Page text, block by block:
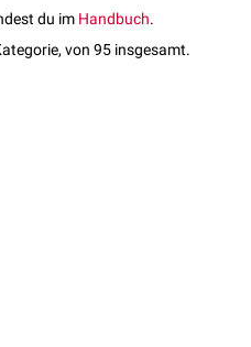
du im Handbuch.
von 95 insgesamt.